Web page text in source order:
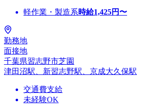
軽作業・製造系時給1,425円〜
勤務地
面接地
千葉県習志野市芝園
津田沼駅、新習志野駅、京成大久保駅
交通費支給
未経験OK